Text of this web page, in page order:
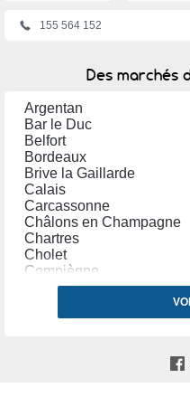
155 564 152
Des marchés
Argentan
Bar le Duc
Belfort
Bordeaux
Brive la Gaillarde
Calais
Carcassonne
Châlons en Champagne
Chartres
Cholet
Compiègne
Coudekerque Branche
Dreux